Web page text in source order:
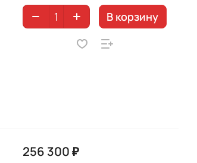
В корзину
256 300 ₽